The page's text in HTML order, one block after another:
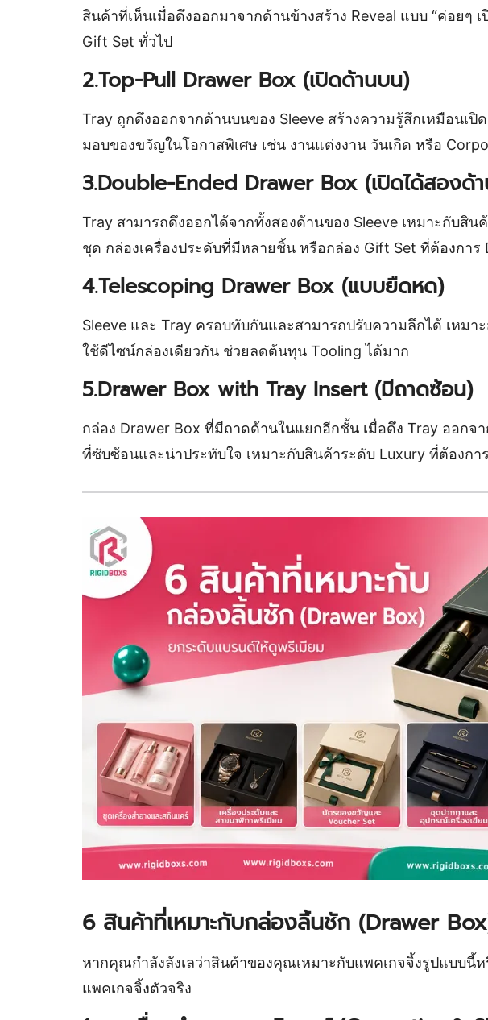
สินค้าที่เห็นเมื่อดึงออกมาจากด้านข้างสร้าง Reveal แบบ “ค่อยๆ
Gift Set ทั่วไป
2.Top-Pull Drawer Box (เปิดด้านบน)
Tray ถูกดึงออกจากด้านบนของ Sleeve สร้างความรู้สึกเหมือนเ
มอบของขวัญในโอกาสพิเศษ เช่น งานแต่งงาน วันเกิด หรือ
3.Double-Ended Drawer Box (เปิดได้สองด้
Tray สามารถดึงออกได้จากทั้งสองด้านของ Sleeve เหมาะกับสิ
ชุด กล่องเครื่องประดับที่มีหลายชิ้น หรือกล่อง Gift Set ที่ต้องการ
4.Telescoping Drawer Box (แบบยืดหด)
Sleeve และ Tray ครอบทับกันและสามารถปรับความลึกได้ เห
ใช้ดีไซน์กล่องเดียวกัน ช่วยลดต้นทุน Tooling ได้มาก
5.Drawer Box with Tray Insert (มีถาดซ้อน)
กล่อง Drawer Box ที่มีถาดด้านในแยกอีกชั้น เมื่อดึง Tray ออก
ที่ซับซ้อนและน่าประทับใจ เหมาะกับสินค้าระดับ Luxury ที่ต้องกา
6 สินค้าที่เหมาะกับกล่องลิ้นชัก (Drawer
หากคุณกำลังลังเลว่าสินค้าของคุณเหมาะกับแพคเกจจิ้งรูปแบบ
แพคเกจจิ้งตัวจริง